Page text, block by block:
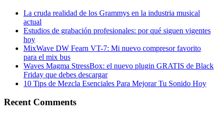
La cruda realidad de los Grammys en la industria musical
actual
Estudios de grabación profesionales: por qué siguen vigentes
hoy
MixWave DW Fearn VT-7: Mi nuevo compresor favorito
para el mix bus
Waves Magma StressBox: el nuevo plugin GRATIS de Black
Friday que debes descargar
10 Tips de Mezcla Esenciales Para Mejorar Tu Sonido Hoy
Recent Comments